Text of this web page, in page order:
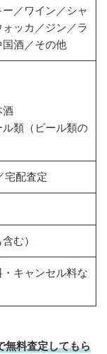
／ワイン／シャ
ッカ／ジン／ラ
酒／その他
酒
ル類（ビール類の
宅配査定
む）
キャンセル料な
無料査定してもら